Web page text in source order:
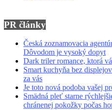
PR články
Česká zoznamovacia
Dôvodom je vysoký dopyt
Dark triler romance, ktorá
Smart kuchyňa bez
za vás
Je toto nová podoba vašej
Smädná pleť starne
chránenej pokožky počas